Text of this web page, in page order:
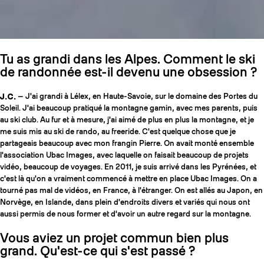
Tu as grandi dans les Alpes. Comment le ski
de randonnée est-il devenu une obsession ?
J.C. — J'ai grandi à Lélex, en Haute-Savoie, sur le domaine des Portes du
Soleil. J'ai beaucoup pratiqué la montagne gamin, avec mes parents, puis
au ski club. Au fur et à mesure, j'ai aimé de plus en plus la montagne, et je
me suis mis au ski de rando, au freeride. C'est quelque chose que je
partageais beaucoup avec mon frangin Pierre. On avait monté ensemble
l'association Ubac Images, avec laquelle on faisait beaucoup de projets
vidéo, beaucoup de voyages. En 2011, je suis arrivé dans les Pyrénées, et
c'est là qu'on a vraiment commencé à mettre en place Ubac Images. On a
tourné pas mal de vidéos, en France, à l'étranger. On est allés au Japon, en
Norvège, en Islande, dans plein d'endroits divers et variés qui nous ont
aussi permis de nous former et d'avoir un autre regard sur la montagne.
Vous aviez un projet commun bien plus
grand. Qu'est-ce qui s'est passé ?